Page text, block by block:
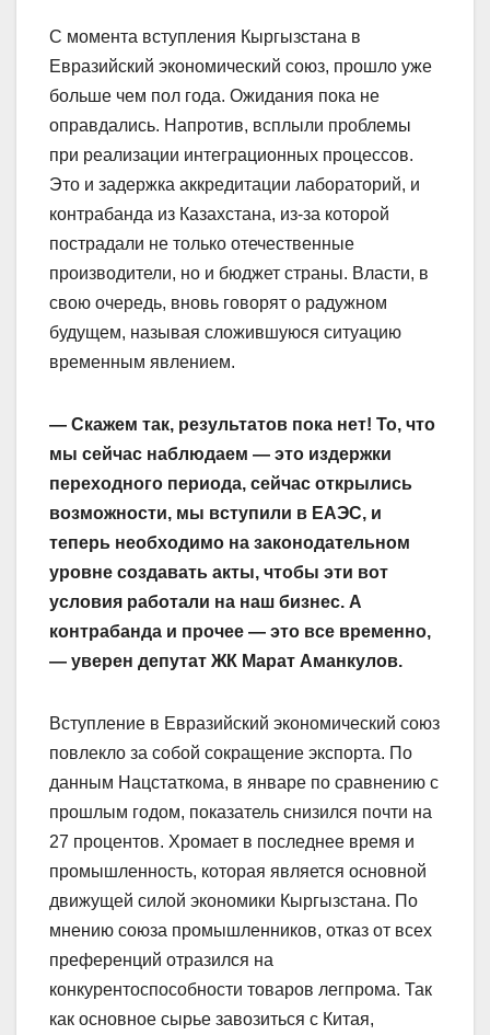
С момента вступления Кыргызстана в
Евразийский экономический союз, прошло уже
больше чем пол года. Ожидания пока не
оправдались. Напротив, всплыли проблемы
при реализации интеграционных процессов.
Это и задержка аккредитации лабораторий, и
контрабанда из Казахстана, из-за которой
пострадали не только отечественные
производители, но и бюджет страны. Власти, в
свою очередь, вновь говорят о радужном
будущем, называя сложившуюся ситуацию
временным явлением.
— Скажем так, результатов пока нет! То, что
мы сейчас наблюдаем — это издержки
переходного периода, сейчас открылись
возможности, мы вступили в ЕАЭС, и
теперь необходимо на законодательном
уровне создавать акты, чтобы эти вот
условия работали на наш бизнес. А
контрабанда и прочее — это все временно,
— уверен депутат ЖК Марат Аманкулов.
Вступление в Евразийский экономический союз
повлекло за собой сокращение экспорта. По
данным Нацстаткома, в январе по сравнению с
прошлым годом, показатель снизился почти на
27 процентов. Хромает в последнее время и
промышленность, которая является основной
движущей силой экономики Кыргызстана. По
мнению союза промышленников, отказ от всех
преференций отразился на
конкурентоспособности товаров легпрома. Так
как основное сырье завозиться с Китая,